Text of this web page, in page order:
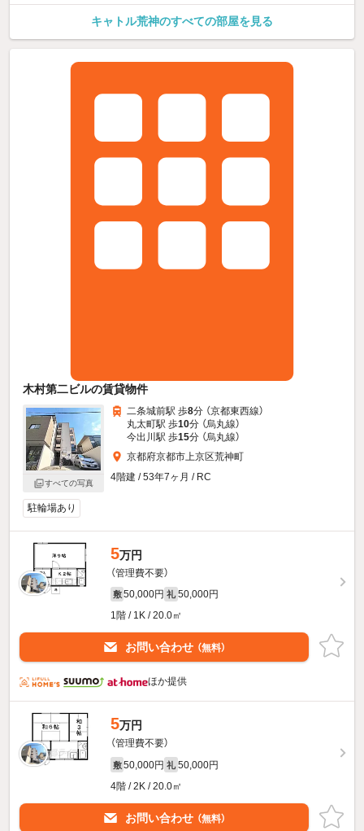
キャトル荒神のすべての部屋を見る
木村第二ビルの賃貸物件
すべての写真
二条城前駅 歩8分 （京都東西線）
丸太町駅 歩10分 （烏丸線）
今出川駅 歩15分 （烏丸線）
京都府京都市上京区荒神町
4階建 / 53年7ヶ月 / RC
駐輪場あり
5万円
（管理費不要）
敷 50,000円 礼 50,000円
1階 / 1K / 20.0㎡
お問い合わせ （無料）
ほか提供
5万円
（管理費不要）
敷 50,000円 礼 50,000円
4階 / 2K / 20.0㎡
お問い合わせ （無料）